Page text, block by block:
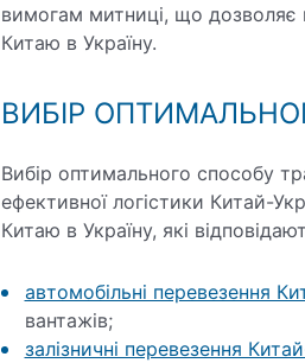
вимогам митниці, що дозволяє
Китаю в Україну.
ВИБІР
Вибір оптимального способу
ефективної логістики Китай-
Китаю в Україну, які
автомобільні перевезення
вантажів;
залізничні перевезення